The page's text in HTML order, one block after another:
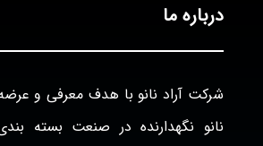
درباره ما
شرکت آراد نانو با هدف معرفی و
نانو نگهدارنده در صنعت بسته